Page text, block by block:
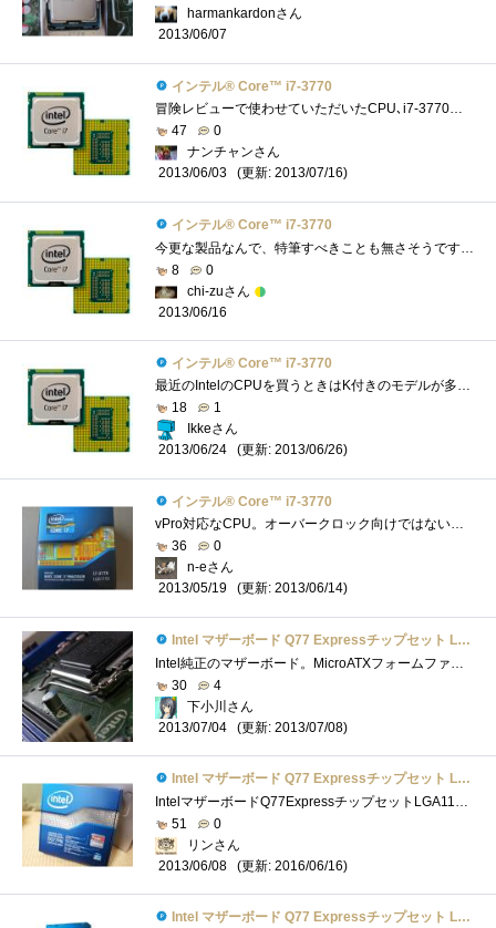
harmankardonさん
2013/06/07
インテル® Core™ i7-3770
冒険レビューで使わせていただいたCPU､i7-3770です｡これのK付きを持ってるので､レビューをするまでただの無印と思ってました｡スペック自体は...
47
0
ナンチャンさん
2013/06/03
(更新: 2013/07/16)
インテル® Core™ i7-3770
今更な製品なんで、特筆すべきことも無さそうですが。とりあえず、久しぶりにリテールクーラーで使ってみましたが、相変わらずというか、酷�...
8
0
chi-zuさん
2013/06/16
インテル® Core™ i7-3770
最近のIntelのCPUを買うときはK付きのモデルが多いのですが、こちらはKなしモデル。実際、K付きモデルを買ってもオーバークロックとかはあまりや...
18
1
Ikkeさん
2013/06/24
(更新: 2013/06/26)
インテル® Core™ i7-3770
vPro対応なCPU。オーバークロック向けではないようですが、高性能なので快適です。vProPCの構成OS:CPU:IntelCorei7-3770マザーボード:メモリー:16GBSSD:電源:...
36
0
n-eさん
2013/05/19
(更新: 2013/06/14)
Intel マザーボード Q77 Expressチップセット LGA1155 BOXDQ77MK 【Micro-ATX】
Intel純正のマザーボード。MicroATXフォームファクタを採用した一見普通のマザーボードだが、単品販売のマザーとしては珍しいQ77チップセットを搭�...
30
4
下小川さん
2013/07/04
(更新: 2013/07/08)
Intel マザーボード Q77 Expressチップセット LGA1155 BOXDQ77MK 【Micro-ATX】
IntelマザーボードQ77ExpressチップセットLGA1155BOXDQ77MK 「『インテル(R)Core(TM)vPro(TM)プロセッサー・ファミリー』の謎を解き明かせ！」 レビュー用に�...
51
0
リンさん
2013/06/08
(更新: 2016/06/16)
Intel マザーボード Q77 Expressチップセット LGA1155 BOXDQ77MK 【Micro-ATX】